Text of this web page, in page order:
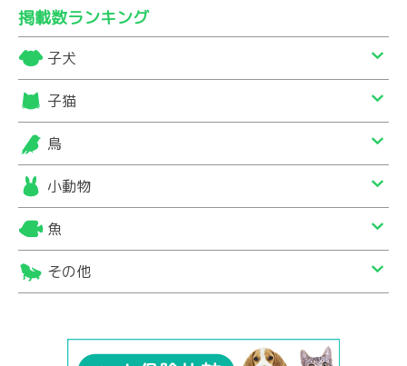
掲載数ランキング
子犬
子猫
鳥
小動物
魚
その他